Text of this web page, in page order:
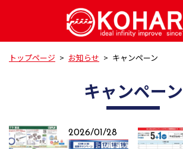
トップページ > お知らせ > キャンペーン
キャンペーン
2026/01/28